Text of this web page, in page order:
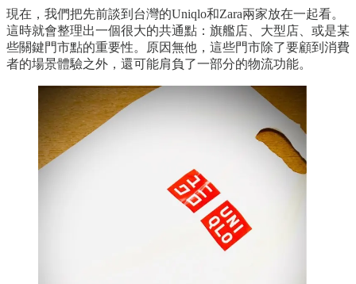
現在，我們把先前談到台灣的Uniqlo和Zara兩家放在一起看。
這時就會整理出一個很大的共通點：旗艦店、大型店、或是某
些關鍵門市點的重要性。原因無他，這些門市除了要顧到消費
者的場景體驗之外，還可能肩負了一部分的物流功能。